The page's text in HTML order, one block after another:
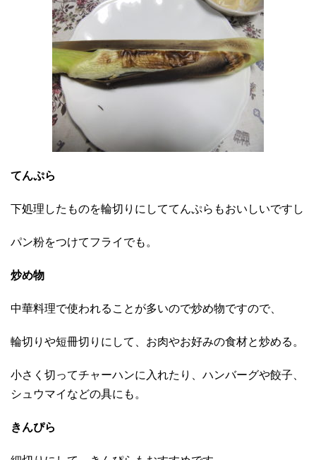
てんぷら
下処理したものを輪切りにしててんぷらもおいしいですし
パン粉をつけてフライでも。
炒め物
中華料理で使われることが多いので炒め物ですので、
輪切りや短冊切りにして、お肉やお好みの食材と炒める。
小さく切ってチャーハンに入れたり、ハンバーグや餃子、
シュウマイなどの具にも。
きんぴら